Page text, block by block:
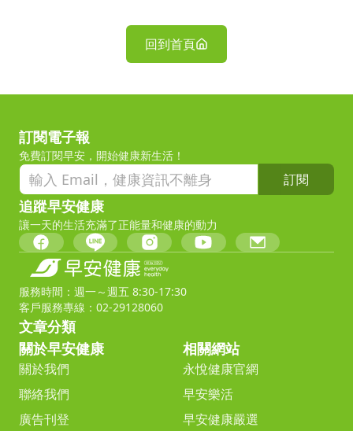
回到首頁
訂閱電子報
免費訂閱早安，開始健康新生活！
訂閱
追蹤早安健康
讓一天的生活充滿了正能量和健康的動力
服務時間：週一～週五 8:30-17:30
客戶服務專線：02-29128060
文章分類
關於早安健康
關於我們
聯絡我們
廣告刊登
相關網站
永悅健康官網
早安樂活
早安健康嚴選